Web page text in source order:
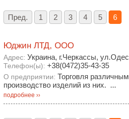
Пред. 1 2 3 4 5 6
Юджин ЛТД, ООО
Адрес: Украина, г.Черкассы,
Телефон(ы): +38(0472)35-43-35
О предприятии: Торговля
производство изделий из них. ...
подробнее ››